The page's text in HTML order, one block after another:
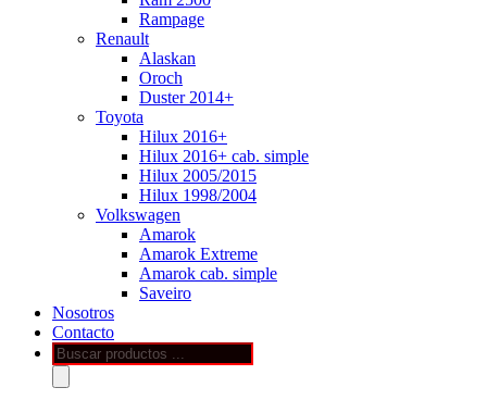
Rampage
Renault
Alaskan
Oroch
Duster 2014+
Toyota
Hilux 2016+
Hilux 2016+ cab. simple
Hilux 2005/2015
Hilux 1998/2004
Volkswagen
Amarok
Amarok Extreme
Amarok cab. simple
Saveiro
Nosotros
Contacto
Búsqueda
de
productos